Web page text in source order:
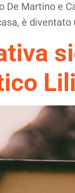
De Martino e
è